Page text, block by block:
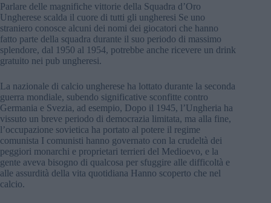
Parlare delle magnifiche vittorie della Squadra d’Oro
Ungherese scalda il cuore di tutti gli ungheresi Se uno
straniero conosce alcuni dei nomi dei giocatori che hanno
fatto parte della squadra durante il suo periodo di massimo
splendore, dal 1950 al 1954, potrebbe anche ricevere un drink
gratuito nei pub ungheresi.
La nazionale di calcio ungherese ha lottato durante la seconda
guerra mondiale, subendo significative sconfitte contro
Germania e Svezia, ad esempio, Dopo il 1945, l’Ungheria ha
vissuto un breve periodo di democrazia limitata, ma alla fine,
l’occupazione sovietica ha portato al potere il regime
comunista I comunisti hanno governato con la crudeltà dei
peggiori monarchi e proprietari terrieri del Medioevo, e la
gente aveva bisogno di qualcosa per sfuggire alle difficoltà e
alle assurdità della vita quotidiana Hanno scoperto che nel
calcio.